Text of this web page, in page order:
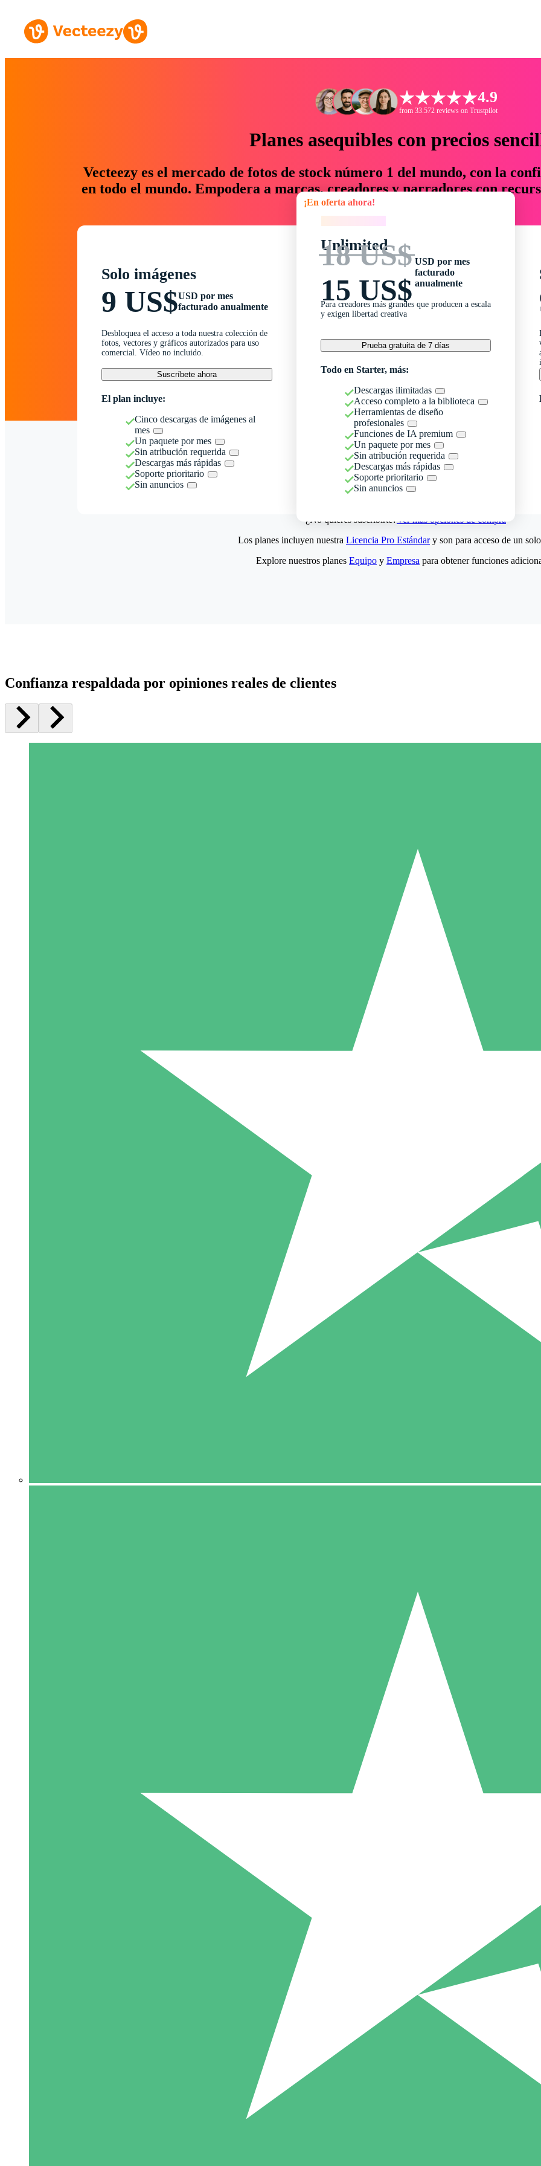
4.9
from 33.572 reviews on Trustpilot
Planes asequibles con precios
Vecteezy es el mercado de fotos de stock número 1 del mundo, con la
en todo el mundo. Empodera a marcas, creadores y narradores con
un 76 % en tiempo y presupuesto.
Solo imágenes
9 US$USD por mes
facturado anualmente
Desbloquea el acceso a toda nuestra colección de
fotos, vectores y gráficos autorizados para uso
comercial. Vídeo no incluido.
Suscríbete ahora
El plan incluye:
Cinco descargas de imágenes al
mes
Un paquete por mes
Sin atribución requerida
Descargas más rápidas
Soporte prioritario
Sin anuncios
¡En oferta ahora!
Unlimited
18 US$
15 US$
USD por mes
facturado
anualmente
Para creadores más grandes que producen a escala
y exigen libertad creativa
Prueba gratuita de 7 días
Todo en Starter, más:
Descargas ilimitadas
Acceso completo a la biblioteca
Herramientas de diseño
profesionales
Funciones de IA premium
Un paquete por mes
Sin atribución requerida
Descargas más rápidas
Soporte prioritario
Sin anuncios
¿No quieres suscribirte?Ver más opciones de compra
5 Descargas
15
Los planes incluyen nuestra Licencia Pro Estándary son para acceso de un
Explore nuestros planes Equipo y Empresa para obtener funciones
Confianza respaldada por opiniones reales de clientes